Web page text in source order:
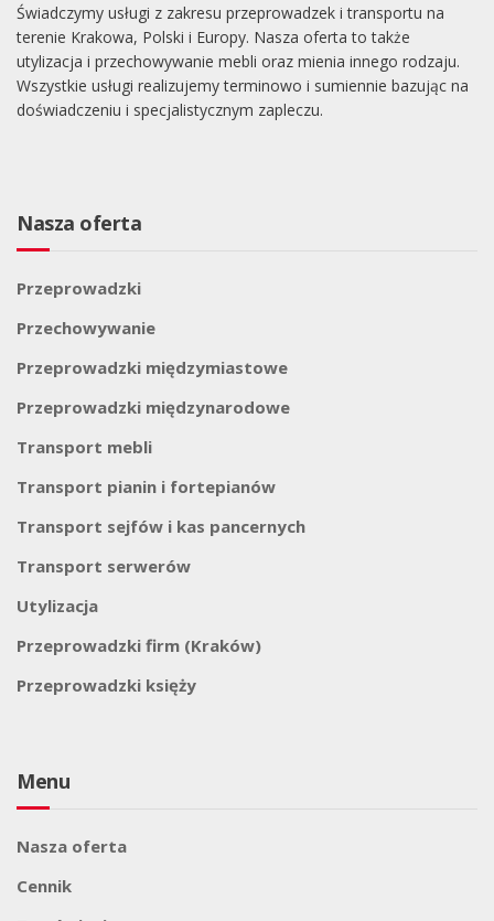
Świadczymy usługi z zakresu przeprowadzek i transportu na
terenie Krakowa, Polski i Europy. Nasza oferta to także
utylizacja i przechowywanie mebli oraz mienia innego rodzaju.
Wszystkie usługi realizujemy terminowo i sumiennie bazując na
doświadczeniu i specjalistycznym zapleczu.
Nasza oferta
Przeprowadzki
Przechowywanie
Przeprowadzki międzymiastowe
Przeprowadzki międzynarodowe
Transport mebli
Transport pianin i fortepianów
Transport sejfów i kas pancernych
Transport serwerów
Utylizacja
Przeprowadzki firm (Kraków)
Przeprowadzki księży
Menu
Nasza oferta
Cennik